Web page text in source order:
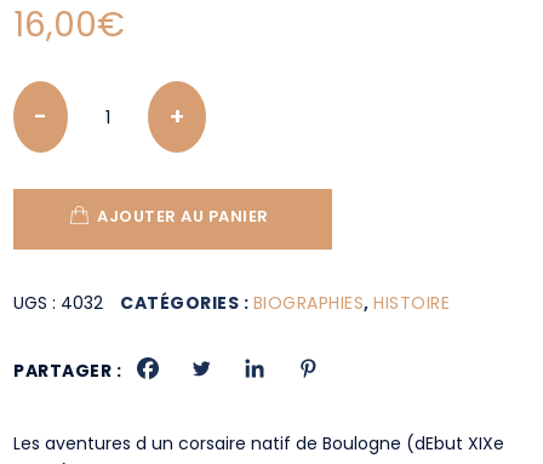
16,00€
Quantity
AJOUTER AU PANIER
UGS : 4032 CATÉGORIES : BIOGRAPHIES,HISTOIRE
PARTAGER :
Les aventures d un corsaire natif de Boulogne (dEbut XIXe